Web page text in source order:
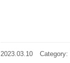
2023.03.10 Category: